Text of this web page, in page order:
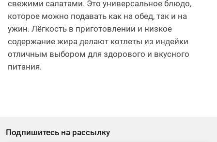
свежими салатами. Это универсальное блюдо,
которое можно подавать как на обед, так и на
ужин. Лёгкость в приготовлении и низкое
содержание жира делают котлеты из индейки
отличным выбором для здорового и вкусного
питания.
Подпишитесь на рассылку